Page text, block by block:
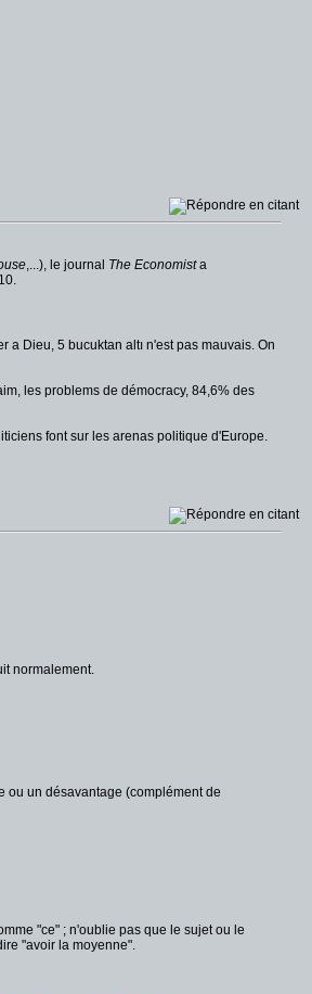
,...), le journal The Economista
Dieu, 5 bucuktan altı n'est pas mauvais. On
les problems de démocracy, 84,6% des
font sur les arenas politique d'Europe.
normalement.
ou un désavantage (complément de
"ce" ; n'oublie pas que le sujet ou le
"avoir la moyenne".